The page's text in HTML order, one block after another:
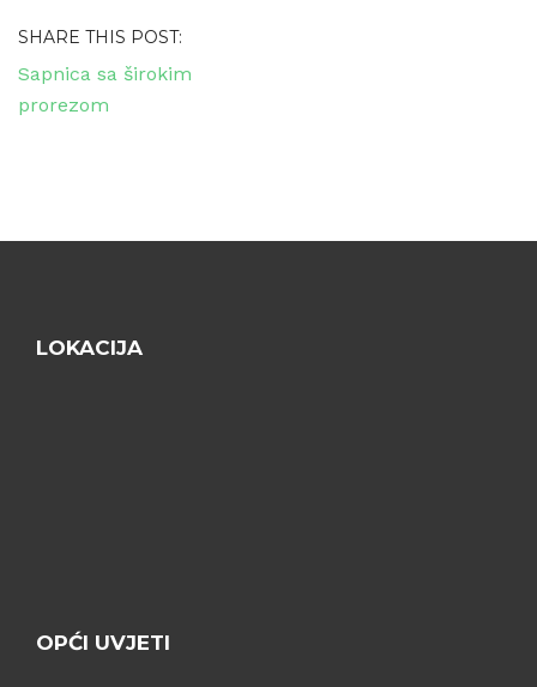
SHARE THIS POST:
Navigacija
objava
Sapnica sa širokim
prorezom
LOKACIJA
OPĆI UVJETI